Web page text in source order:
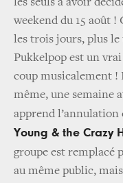
les seuls à avoir
weekend du 15 août
les trois jours, plus
Pukkelpop est un
coup musicalement
même, une semaine
apprend l’annulation
Young & the Crazy
groupe est remplacé
au même public,